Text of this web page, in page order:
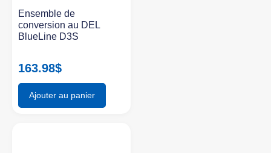
Ensemble de
conversion au DEL
BlueLine D3S
163.98$
Ajouter au panier